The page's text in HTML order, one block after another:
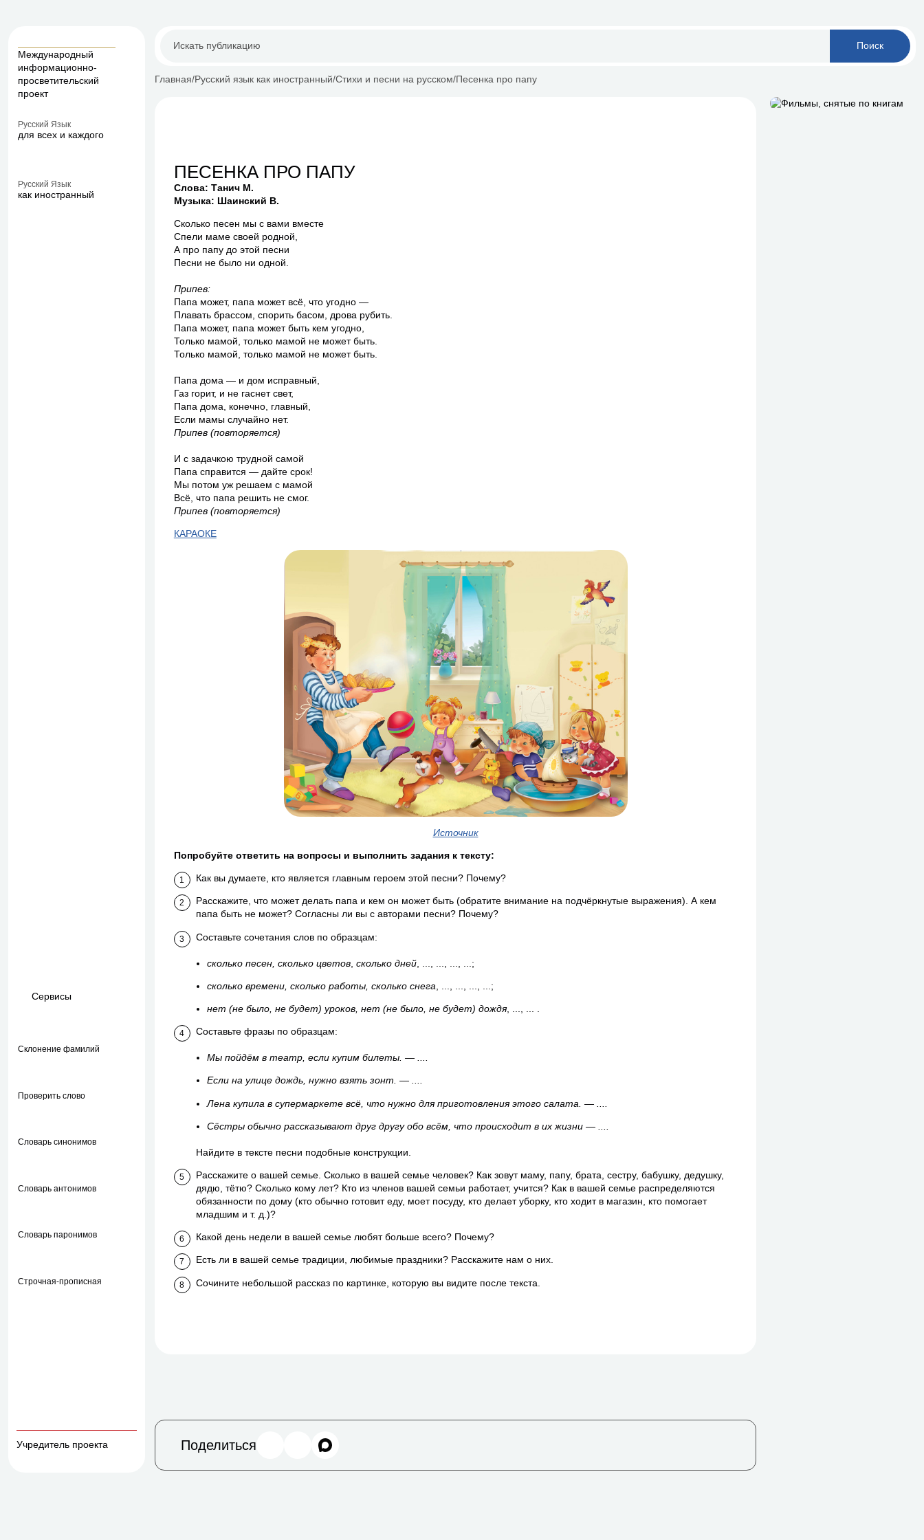
Поиск
Международный
информационно-
просветительский
проект
Русский Язык
для всех и каждого
Русский Язык
как иностранный
Сервисы
Склонение фамилий
Проверить слово
Словарь синонимов
Словарь антонимов
Словарь паронимов
Строчная-прописная
Учредитель проекта
Главная Русский язык как иностранный Стихи и песни на русском Песенка про папу
ПЕСЕНКА ПРО ПАПУ
Слова: Танич М.
Музыка: Шаинский В.
Сколько песен мы с вами вместе
Спели маме своей родной,
А про папу до этой песни
Песни не было ни одной.
Припев:
Папа может, папа может всё, что угодно —
Плавать брассом, спорить басом, дрова рубить.
Папа может, папа может быть кем угодно,
Только мамой, только мамой не может быть.
Только мамой, только мамой не может быть.
Папа дома — и дом исправный,
Газ горит, и не гаснет свет,
Папа дома, конечно, главный,
Если мамы случайно нет.
Припев (повторяется)
И с задачкою трудной самой
Папа справится — дайте срок!
Мы потом уж решаем с мамой
Всё, что папа решить не смог.
Припев (повторяется)
КАРАОКЕ
Источник
Попробуйте ответить на вопросы и выполнить задания к тексту:
Как вы думаете, кто является главным героем этой песни? Почему?
Расскажите, что может делать папа и кем он может быть (обратите внимание на подчёркнутые выражения). А кем
папа быть не может? Согласны ли вы с авторами песни? Почему?
Составьте сочетания слов по образцам:
сколько песен, сколько цветов, сколько дней, ..., ..., ..., ...;
сколько времени, сколько работы, сколько снега , ..., ..., ..., ...;
нет (не было, не будет) уроков, нет (не было, не будет) дождя, ..., ... .
Составьте фразы по образцам:
Мы пойдём в театр, если купим билеты. — ....
Если на улице дождь, нужно взять зонт. — ....
Лена купила в супермаркете всё, что нужно для приготовления этого салата. — ....
Сёстры обычно рассказывают друг другу обо всём, что происходит в их жизни — ....
Найдите в тексте песни подобные конструкции.
Расскажите о вашей семье. Сколько в вашей семье человек? Как зовут маму, папу, брата, сестру, бабушку, дедушку,
дядю, тётю? Сколько кому лет? Кто из членов вашей семьи работает, учится? Как в вашей семье распределяются
обязанности по дому (кто обычно готовит еду, моет посуду, кто делает уборку, кто ходит в магазин, кто помогает
младшим и т. д.)?
Какой день недели в вашей семье любят больше всего? Почему?
Есть ли в вашей семье традиции, любимые праздники? Расскажите нам о них.
Сочините небольшой рассказ по картинке, которую вы видите после текста.
Поделиться